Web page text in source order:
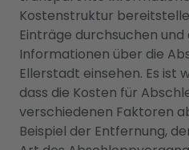
Kostenstruktur
Einträge durchsuchen
Informationen über die
Ellerstadt einsehen. Es ist
dass die Kosten für
verschiedenen Faktoren
Beispiel der Entfernung,